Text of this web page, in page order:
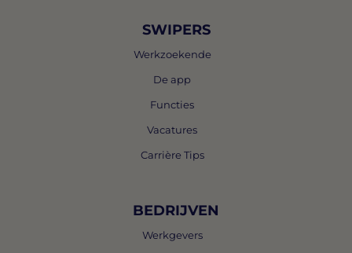
SWIPERS
Werkzoekende
De app
Functies
Vacatures
Carrière Tips
BEDRIJVEN
Werkgevers